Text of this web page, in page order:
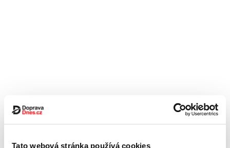
Tato webová stránka používá cookies